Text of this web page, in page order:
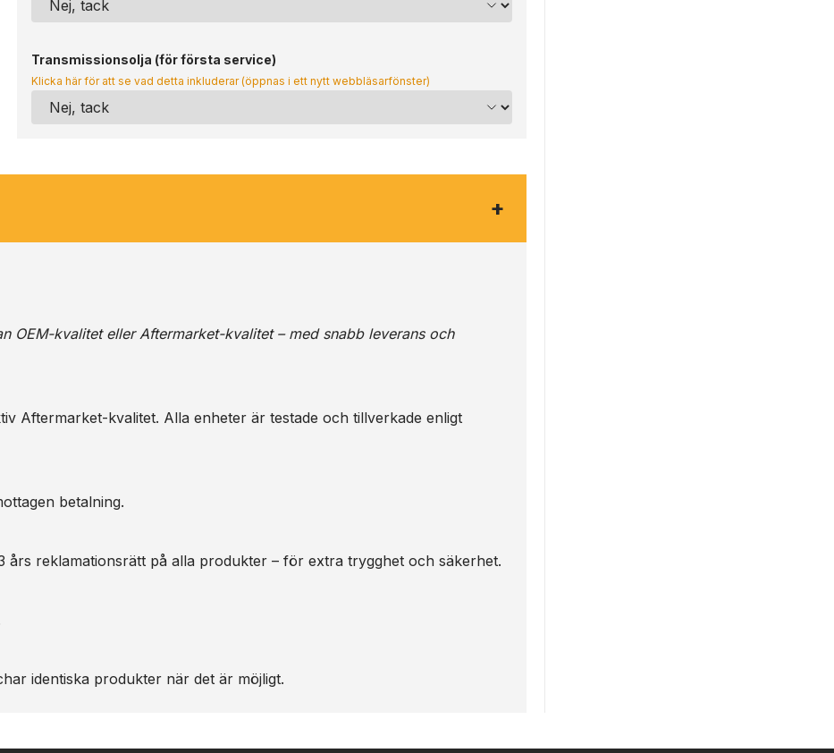
Transmissionsolja (för första service)
Klicka här för att se vad detta inkluderar (öppnas i ett nytt webbläsarfönster)
+
OEM-kvalitet eller Aftermarket-kvalitet – med snabb leverans och
Aftermarket-kvalitet. Alla enheter är testade och tillverkade enligt
betalning.
års reklamationsrätt på alla produkter – för extra trygghet och säkerhet.
identiska produkter när det är möjligt.